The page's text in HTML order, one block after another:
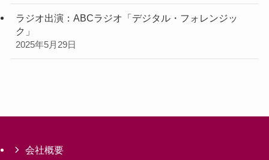
ラジオ出演：ABCラジオ「デジタル・フォレンジッ
ク」
2025年5月29日
会社概要